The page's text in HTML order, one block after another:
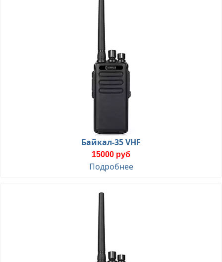
Байкал-35 VHF
15000 руб
Подробнее